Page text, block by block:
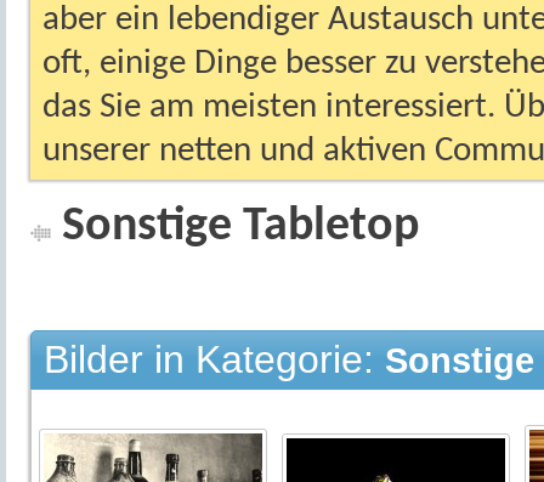
aber ein lebendiger Austausch
oft, einige Dinge besser zu
das Sie am meisten interessiert.
unserer netten und aktiven
Sonstige Tabletop
Bilder in Kategorie: Sonstige